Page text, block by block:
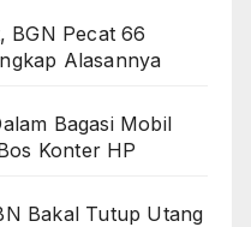
BGN Pecat 66
Alasannya
Bagasi Mobil
Konter HP
Bakal Tutup Utang